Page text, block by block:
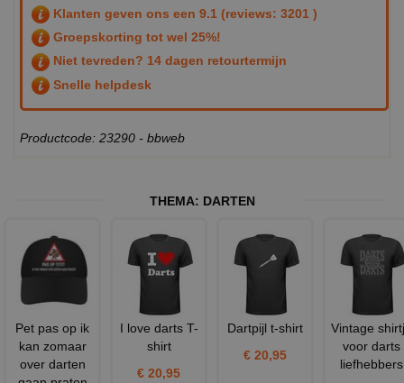
Klanten geven ons een 9.1 (reviews: 3201 )
Groepskorting tot wel 25%!
Niet tevreden? 14 dagen retourtermijn
Snelle helpdesk
Productcode: 23290 - bbweb
THEMA: DARTEN
Pet pas op ik
kan zomaar
over darten
I love darts T-
shirt
€ 20,95
Dartpijl t-shirt
€ 20,95
Vintage
voor darts
liefhebbers